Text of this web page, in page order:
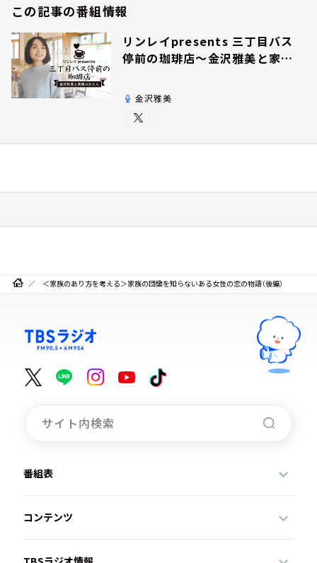
この記事の番組情報
リンレイpresents 三丁目バス
停前の珈琲店～金沢雅美と家族
金沢雅美
＜家族のあり方を考える＞家族の団欒を知らないある女性の恋の物語（後編）
番組表
コンテンツ